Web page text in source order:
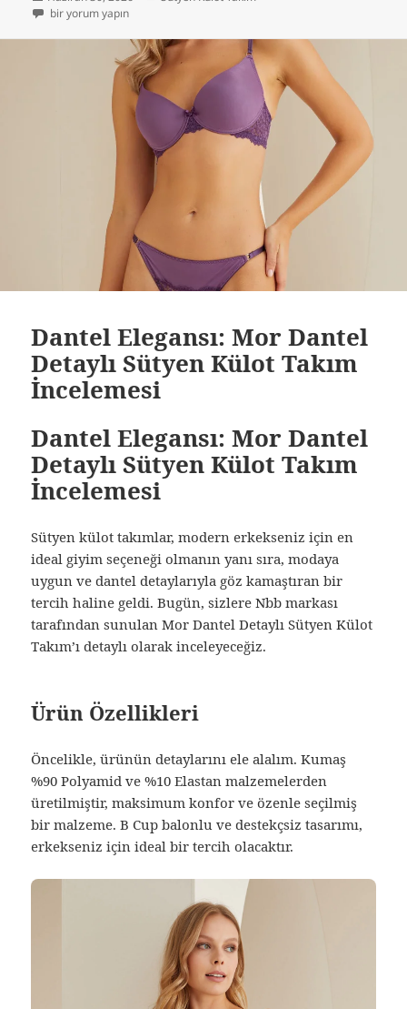
tarihi
Kadın Balenli Destekli Dolgulu Askıları Çıkabilen Yaka Detaylı
bir yorum yapın
Dantel Elegansı: Mor Dantel
Detaylı Sütyen Külot Takım
İncelemesi
Dantel Elegansı: Mor Dantel
Detaylı Sütyen Külot Takım
İncelemesi
Sütyen külot takımlar, modern erkekseniz için en
ideal giyim seçeneği olmanın yanı sıra, modaya
uygun ve dantel detaylarıyla göz kamaştıran bir
tercih haline geldi. Bugün, sizlere Nbb markası
tarafından sunulan Mor Dantel Detaylı Sütyen Külot
Takım’ı detaylı olarak inceleyeceğiz.
Ürün Özellikleri
Öncelikle, ürünün detaylarını ele alalım. Kumaş
%90 Polyamid ve %10 Elastan malzemelerden
üretilmiştir, maksimum konfor ve özenle seçilmiş
bir malzeme. B Cup balonlu ve destekçsiz tasarımı,
erkekseniz için ideal bir tercih olacaktır.